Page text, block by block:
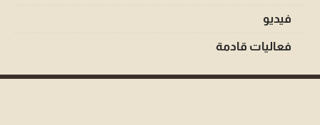
فيديو
فعاليات قادمة